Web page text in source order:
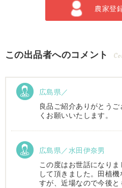
農家登
この出品者へのコメント
広島県／
良品ご紹介ありがとう
くお願いいたします。
広島県／水田伊奈男
この度はお世話になり
して頂きました。田植
すが、近場なので今後と